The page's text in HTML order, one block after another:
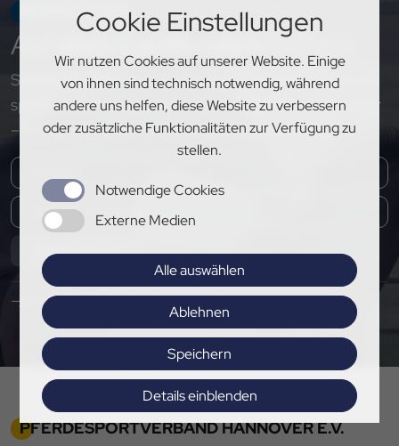
Cookie Einstellungen
Wir nutzen Cookies auf unserer Website. Einige
von ihnen sind technisch notwendig, während
andere uns helfen, diese Website zu verbessern
oder zusätzliche Funktionalitäten zur Verfügung zu
stellen.
Notwendige Cookies
Externe Medien
Alle auswählen
Ablehnen
Speichern
Details einblenden
Impressum|Datenschutz
NEWSLETTER
Auf bleiben
Sichere dir exklusive Einblicke, aktuelle Updates und
spannende Neuigkeiten rund um den PSV Hannover
– melde dich jetzt für unseren Newsletter an!
Abonnieren
Hier Pressemitteilungen abonnieren
PFERDESPORTVERBAND HANNOVER E.V.